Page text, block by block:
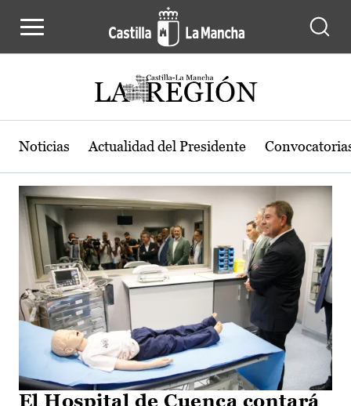
Actualidad de la región de Castilla-
Noticias Actualidad del Presidente
El Hospital de Cuenca contará